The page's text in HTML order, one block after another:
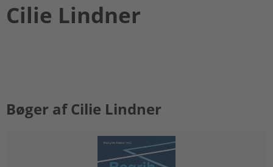
Cilie Lindner
Bøger af Cilie Lindner